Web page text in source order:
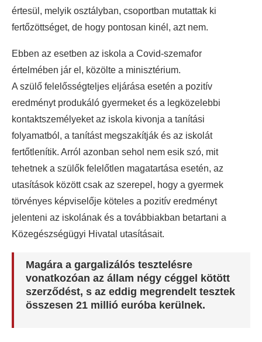
értesül, melyik osztályban, csoportban mutattak ki
fertőzöttséget, de hogy pontosan kinél, azt nem.
Ebben az esetben az iskola a Covid-szemafor
értelmében jár el, közölte a minisztérium.
A szülő felelősségteljes eljárása esetén a pozitív
eredményt produkáló gyermeket és a legközelebbi
kontaktszemélyeket az iskola kivonja a tanítási
folyamatból, a tanítást megszakítják és az iskolát
fertőtlenítik. Arról azonban sehol nem esik szó, mit
tehetnek a szülők felelőtlen magatartása esetén, az
utasítások között csak az szerepel, hogy a gyermek
törvényes képviselője köteles a pozitív eredményt
jelenteni az iskolának és a továbbiakban betartani a
Közegészségügyi Hivatal utasításait.
Magára a gargalizálós tesztelésre
vonatkozóan az állam négy céggel kötött
szerződést, s az eddig megrendelt tesztek
összesen 21 millió euróba kerülnek.